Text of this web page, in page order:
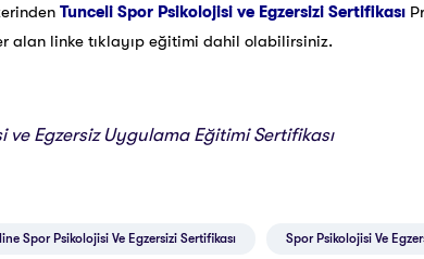
Tunceli Spor Psikolojisi ve Egzersizi Sertifikası
alan linke tıklayıp eğitimi dahil olabilirsiniz.
ve Egzersiz Uygulama Eğitimi Sertifikası
Spor Psikolojisi Ve Egzersizi Sertifikası Spor Psikolojisi Ve